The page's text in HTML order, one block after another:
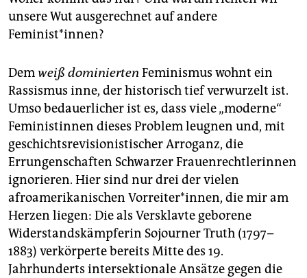
unsere Wut ausgerechnet auf andere
Feminist*innen?
Demweiß dominierten Feminismus wohnt ein
Rassismus inne, der historisch tief verwurzelt ist.
Umso bedauerlicher ist es, dass viele „moderne“
Feministinnen dieses Problem leugnen und, mit
geschichtsrevisionistischer Arroganz, die
Errungenschaften Schwarzer Frauenrechtlerinnen
ignorieren. Hier sind nur drei der vielen
afroamerikanischen Vorreiter*innen, die mir am
Herzen liegen: Die als Versklavte geborene
Widerstandskämpferin Sojourner Truth (1797–
1883) verkörperte bereits Mitte des 19.
Jahrhunderts intersektionale Ansätze gegen die